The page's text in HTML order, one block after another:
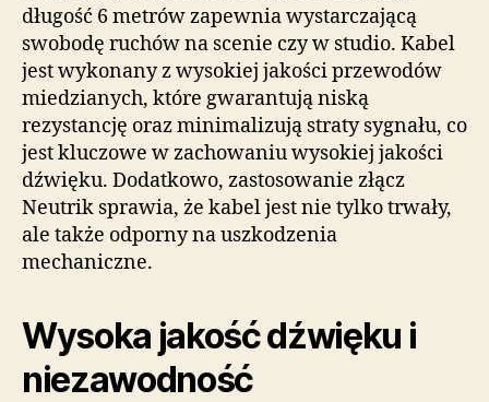
długość 6 metrów zapewnia wystarczającą
swobodę ruchów na scenie czy w studio. Kabel
jest wykonany z wysokiej jakości przewodów
miedzianych, które gwarantują niską
rezystancję oraz minimalizują straty sygnału, co
jest kluczowe w zachowaniu wysokiej jakości
dźwięku. Dodatkowo, zastosowanie złącz
Neutrik sprawia, że kabel jest nie tylko trwały,
ale także odporny na uszkodzenia
mechaniczne.
Wysoka jakość dźwięku i
niezawodność